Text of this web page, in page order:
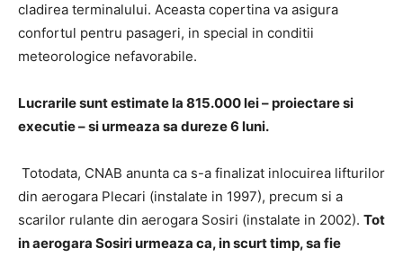
cladirea terminalului. Aceasta copertina va asigura
confortul pentru pasageri, in special in conditii
meteorologice nefavorabile.
Lucrarile sunt estimate la 815.000 lei – proiectare si
executie – si urmeaza sa dureze 6 luni.
Totodata, CNAB anunta ca s-a finalizat inlocuirea lifturilor
din aerogara Plecari (instalate in 1997), precum si a
scarilor rulante din aerogara Sosiri (instalate in 2002). Tot
in aerogara Sosiri urmeaza ca, in scurt timp, sa fie